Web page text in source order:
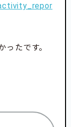
たです。